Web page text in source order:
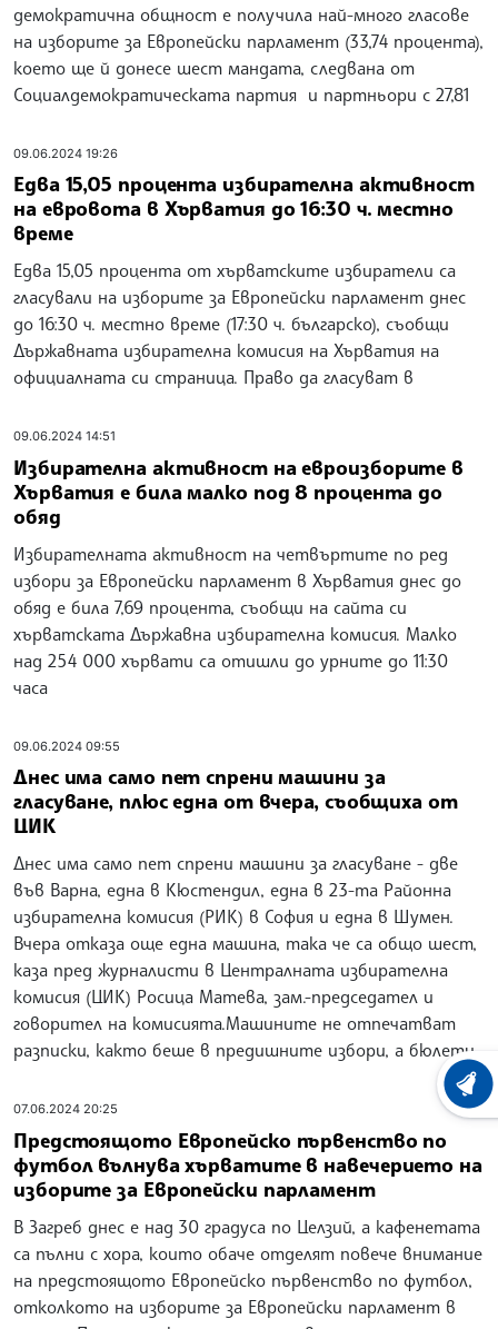
демократична общност е получила най-много гласове
на изборите за Европейски парламент (33,74 процента),
което ще й донесе шест мандата, следвана от
Социалдемократическата партия и партньори с 27,81
09.06.2024 19:26
Едва 15,05 процента избирателна активност
на евровота в Хърватия до 16:30 ч. местно
време
Едва 15,05 процента от хърватските избиратели са
гласували на изборите за Европейски парламент днес
до 16:30 ч. местно време (17:30 ч. българско), съобщи
Държавната избирателна комисия на Хърватия на
официалната си страница. Право да гласуват в
09.06.2024 14:51
Избирателна активност на евроизборите в
Хърватия е била малко под 8 процента до
обяд
Избирателната активност на четвъртите по ред
избори за Европейски парламент в Хърватия днес до
обяд е била 7,69 процента, съобщи на сайта си
хърватската Държавна избирателна комисия. Малко
над 254 000 хървати са отишли ​​до урните до 11:30
часа
09.06.2024 09:55
Днес има само пет спрени машини за
гласуване, плюс една от вчера, съобщиха от
ЦИК
Днес има само пет спрени машини за гласуване - две
във Варна, една в Кюстендил, една в 23-та Районна
избирателна комисия (РИК) в София и една в Шумен.
Вчера отказа още една машина, така че са общо шест,
каза пред журналисти в Централната избирателна
комисия (ЦИК) Росица Матева, зам.-председател и
говорител на комисията.Машините не отпечатват
разписки, както беше в предишните избори, а бюлети
07.06.2024 20:25
Предстоящото Европейско първенство по
футбол вълнува хърватите в навечерието на
изборите за Европейски парламент
В Загреб днес е над 30 градуса по Целзий, а кафенетата
са пълни с хора, които обаче отделят повече внимание
на предстоящото Европейско първенство по футбол,
отколкото на изборите за Европейски парламент в